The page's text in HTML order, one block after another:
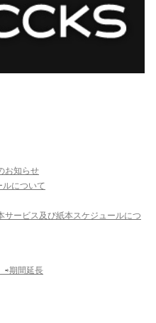
お知らせ
ルについて
サービス及び紙本スケジュールにつ
⇨期間延長